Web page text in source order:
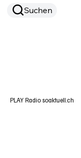
Suchen
PLAY Radio soaktuell.ch